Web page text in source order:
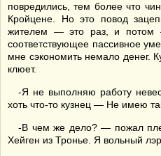
повредились, тем более что
Кройцене. Но это повод
жителем — это раз, и потом
соответствующее пассивное
мне сэкономить немало денег.
клюет.
-Я не выполняю работу
хоть что-то кузнец — Не имею
-В чем же дело? — пожал
Хейген из Тронье. Я вольный